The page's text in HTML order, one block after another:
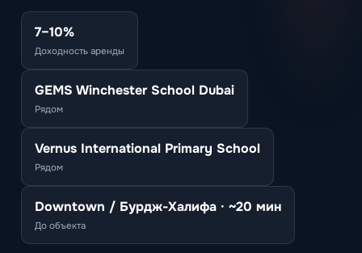
7–10%
Доходность аренды
GEMS Winchester School Dubai
Рядом
Vernus International Primary School
Рядом
Downtown / Бурдж-Халифа · ~20 мин
До объекта